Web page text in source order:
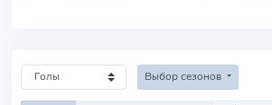
Выбор сезонов